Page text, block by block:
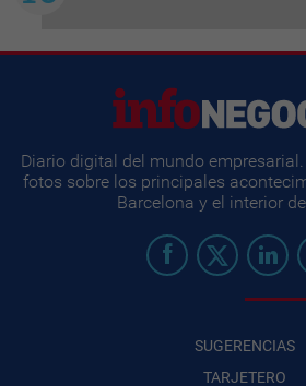
Diario digital del mundo
fotos sobre los principales
Barcelona y el interior
SUGERENCIAS
TARJETERO